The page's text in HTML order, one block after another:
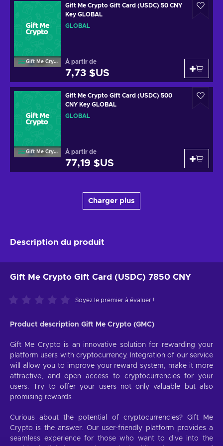
Gift Me Crypto
Gift Me Crypto Gift Card (USDC) 50 CNY
Key GLOBAL
GLOBAL
À partir de
7,73 $US
Gift Me Crypto
Gift Me Crypto Gift Card (USDC) 500
CNY Key GLOBAL
GLOBAL
À partir de
77,19 $US
Charger plus
Description du produit
Gift Me Crypto Gift Card (USDC) 7850 CNY
Soyez le premier à évaluer !
Product description Gift Me Crypto (GMC)
Gift Me Crypto is an innovative solution for rewarding your
platform users with cryptocurrency. Integration of our service
will allow you to improve your reward system, make it more
attractive, and open access to cryptocurrencies for your
users. Try to offer your users not only valuable but also
promising rewards.
Curious about the potential of cryptocurrencies? Gift Me
Crypto is the answer. Our user-friendly platform provides a
seamless experience for those who want to dive into the